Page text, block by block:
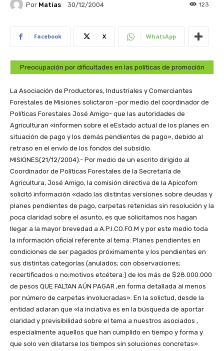
Por Matias 30/12/2004 123
Facebook X WhatsApp
Preocupación por dificultades en las políticas de promoción
La Asociación de Productores, Industriales y Comerciantes
Forestales de Misiones solictaron -por medio del coordinador de
Políticas Forestales José Amigo- que las autoridades de
Agriculturan «informen sobre el eEstado actual de los planes en
situación de pago y los demás pendientes de pago», debido al
retraso en el envío de los fondos del subsidio.
MISIONES(21/12/2004).- Por medio de un escrito dirigido al
Coordinador de Políticas Forestales de la Secretaría de
Agricultura, José Amigo, la comisión directiva de la Apicofom
solicitó información «dado las distintas versiones sobre deudas y
planes pendientes de pago, carpetas retenidas sin resolución y la
poca claridad sobre el asunto, es que solicitamos nos hagan
llegar a la mayor brevedad a A.P.I.CO.FO.M y por este medio toda
la información oficial referente al tema: Planes pendientes en
condiciones de ser pagados próximamente y los pendientes en
sus distintas categorías (anulados; con observaciones;
recertificados o no;motivos etcétera.) de los más de $28.000.000
de pesos QUE FALTAN AÚN PAGAR ,en forma detallada al menos
por número de carpetas involucradas». En la solictud, desde la
entidad aclaran que «la inciativa es en la búsqueda de aportar
claridad y previsibilidad sobre el tema a nuestros asociados ,
especialmente aquellos que han cumplido en tiempo y forma y
que solo ven dilatarse los tiempos sin soluciones concretas».